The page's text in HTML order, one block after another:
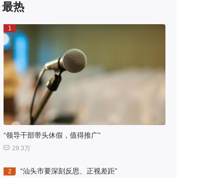
最热
1
“领导干部带头休假，值得推广”
29.3万
2 “汕头市要深刻反思、正视差距”